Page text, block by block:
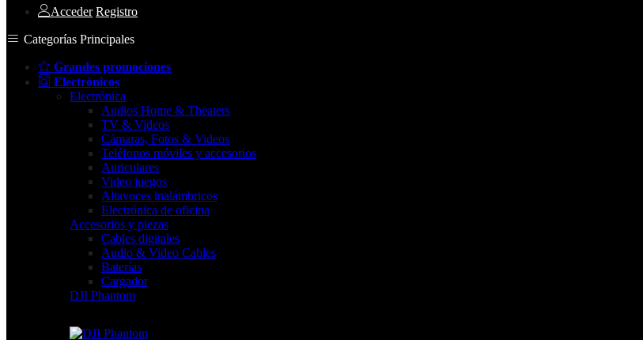
Acceder Registro
Categorías Principales
Grandes promociones
Electrónicos
Electrónica
Audios Home & Theaters
TV & Videos
Cámaras, Fotos & Videos
Teléfonos móviles y accesorios
Auriculares
Video juegos
Altavoces inalámbricos
Electrónica de oficina
Accesorios y piezas
Cables digitales
Audio & Video Cables
Baterías
Cargador
DJI Phantom